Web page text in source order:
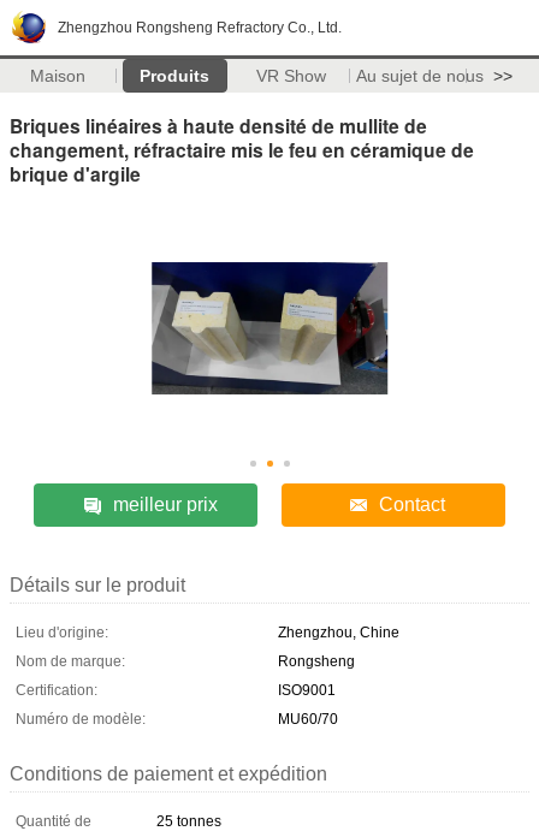
Zhengzhou Rongsheng Refractory Co., Ltd.
Maison Produits VR Show Au sujet de nous >>
Briques linéaires à haute densité de mullite de
changement, réfractaire mis le feu en céramique de
brique d'argile
meilleur prix Contact
Détails sur le produit
Lieu d'origine:
Zhengzhou, Chine
Nom de marque:
Rongsheng
Certification:
ISO9001
Numéro de modèle:
MU60/70
Conditions de paiement et expédition
Quantité de
25 tonnes